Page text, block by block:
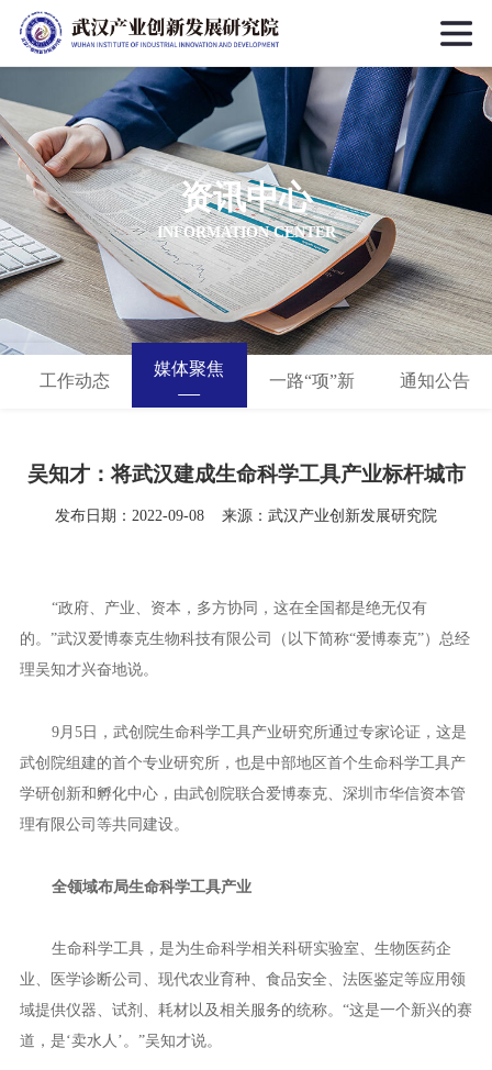
资讯中心
INFORMATION CENTER
工作动态
媒体聚焦
一路“项”新 通知公告
吴知才：将武汉建成生命科学工具产业标杆城市
发布日期：2022-09-08 来源：武汉产业创新发展研究院
“政府、产业、资本，多方协同，这在全国都是绝无仅有
的。”武汉爱博泰克生物科技有限公司（以下简称“爱博泰克”）总经
理吴知才兴奋地说。
9月5日，武创院生命科学工具产业研究所通过专家论证，这是
武创院组建的首个专业研究所，也是中部地区首个生命科学工具产
学研创新和孵化中心，由武创院联合爱博泰克、深圳市华信资本管
理有限公司等共同建设。
全领域布局生命科学工具产业
生命科学工具，是为生命科学相关科研实验室、生物医药企
业、医学诊断公司、现代农业育种、食品安全、法医鉴定等应用领
域提供仪器、试剂、耗材以及相关服务的统称。“这是一个新兴的赛
道，是‘卖水人’。”吴知才说。